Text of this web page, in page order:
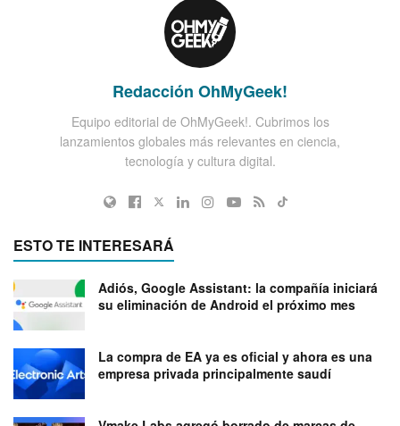
Redacción OhMyGeek!
Equipo editorial de OhMyGeek!. Cubrimos los
lanzamientos globales más relevantes en ciencia,
tecnología y cultura digital.
ESTO TE INTERESARÁ
Adiós, Google Assistant: la compañía iniciará
su eliminación de Android el próximo mes
La compra de EA ya es oficial y ahora es una
empresa privada principalmente saudí